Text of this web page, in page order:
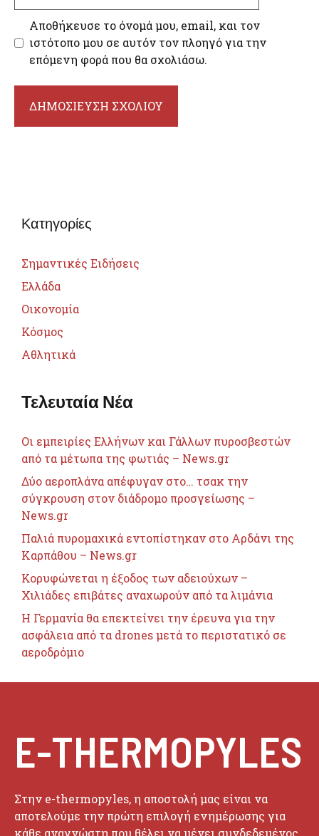
Αποθήκευσε το όνομά μου, email, και τον
ιστότοπο μου σε αυτόν τον πλοηγό για την
επόμενη φορά που θα σχολιάσω.
Κατηγορίες
Σημαντικές Ειδήσεις
Ελλάδα
Οικονομία
Κόσμος
Αθλητικά
Τελευταία Νέα
Οι εμπειρίες Ελλήνων και Γάλλων πυροσβεστών
από τα μέτωπα της φωτιάς – News.gr
Δύο αεροπλάνα απέφυγαν στο… τσακ την
σύγκρουση στον διάδρομο προσγείωσης –
News.gr
Παλιά πυρομαχικά εντοπίστηκαν στο Αρδάνι της
Καρπάθου – News.gr
Κορυφώνεται η έξοδος των αδειούχων –
Χιλιάδες επιβάτες αναχωρούν από τα λιμάνια
Η Γερμανία θα επεκτείνει την έρευνα για την
ασφάλεια από τα drones μετά το περιστατικό σε
αεροδρόμιο
E-THERMOPYLES
Στην e-thermopyles, η αποστολή μας είναι να
αποτελούμε την πρώτη επιλογή ενημέρωσης για
κάθε αναγνώστη που θέλει να μένει συνδεδεμένος